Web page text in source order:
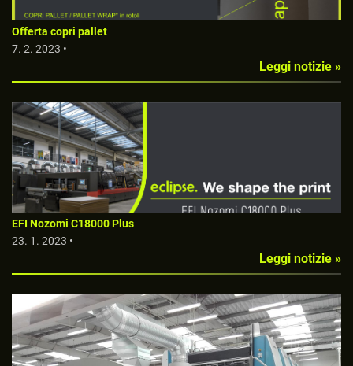
Offerta copri pallet
7. 2. 2023 •
Leggi notizie »
EFI Nozomi C18000 Plus
23. 1. 2023 •
Leggi notizie »